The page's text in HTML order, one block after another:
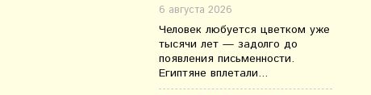
6 августа 2026
Человек любуется цветком уже
тысячи лет — задолго до
появления письменности.
Египтяне вплетали...